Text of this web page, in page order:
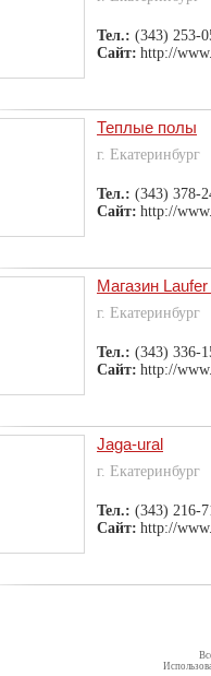
Тел.: (343) 253-
Сайт: http://
Теплые полы
г. Екатеринбург
Тел.: (343) 378-
Сайт: http://
Магазин
г. Екатеринбург
Тел.: (343) 336-
Сайт: http://
Jaga-ural
г. Екатеринбург
Тел.: (343) 216-
Сайт: http://